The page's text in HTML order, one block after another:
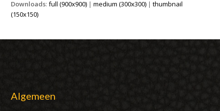
Downloads:full (900x900) |medium (300x300) |thumbnail
(150x150)
Algemeen